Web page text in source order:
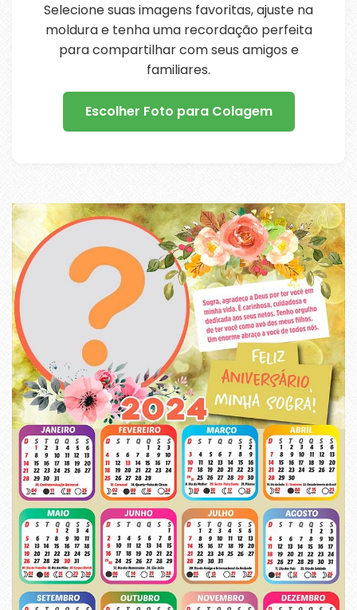
Selecione suas imagens favoritas, ajuste na
moldura e tenha uma recordação perfeita
para compartilhar com seus amigos e
familiares.
Escolher Foto para Colagem